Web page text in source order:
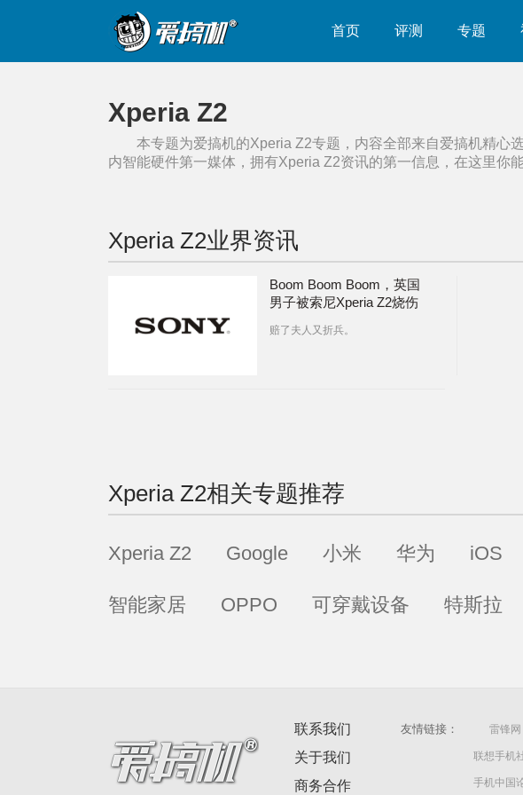
首页 评测 专题
Xperia Z2
本专题为爱搞机的Xperia Z2专题，内容全部来自爱搞机精心
内智能硬件第一媒体，拥有Xperia Z2资讯的第一信息，在这里你
Xperia Z2业界资讯
Boom Boom Boom，英国
男子被索尼Xperia Z2烧伤
赔了夫人又折兵。
Xperia Z2相关专题推荐
Xperia Z2 Google 小米 华为 iOS
智能家居 OPPO 可穿戴设备 特斯拉
联系我们
关于我们
商务合作
友情链接： 雷锋网
联想手机
手机中国